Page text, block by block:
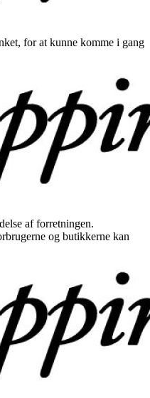
for at kunne komme i gang
af forretningen.
og butikkerne kan